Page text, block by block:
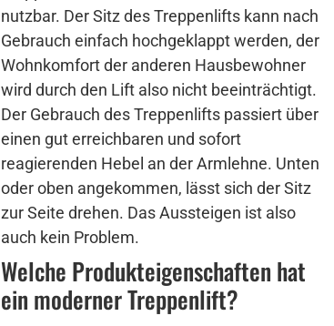
nutzbar. Der Sitz des Treppenlifts kann nach
Gebrauch einfach hochgeklappt werden, der
Wohnkomfort der anderen Hausbewohner
wird durch den Lift also nicht beeinträchtigt.
Der Gebrauch des Treppenlifts passiert über
einen gut erreichbaren und sofort
reagierenden Hebel an der Armlehne. Unten
oder oben angekommen, lässt sich der Sitz
zur Seite drehen. Das Aussteigen ist also
auch kein Problem.
Welche Produkteigenschaften hat
ein moderner Treppenlift?